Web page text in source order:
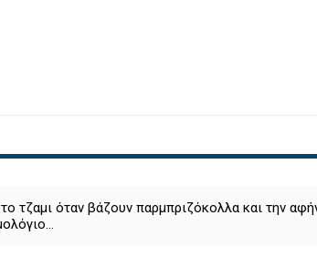
τζαμι όταν βάζουν παρμπριζόκολλα και την